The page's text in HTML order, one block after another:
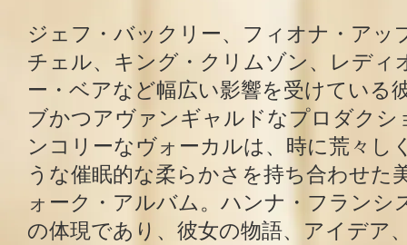
ジェフ・バックリー、フィオナ・アッ
チェル、キング・クリムゾン、レディ
ー・ベアなど幅広い影響を受けている
ブかつアヴァンギャルドなプロダクシ
ンコリーなヴォーカルは、時に荒々し
うな催眠的な柔らかさを持ち合わせた
ォーク・アルバム。ハンナ・フランシ
の体現であり、彼女の物語、アイデア